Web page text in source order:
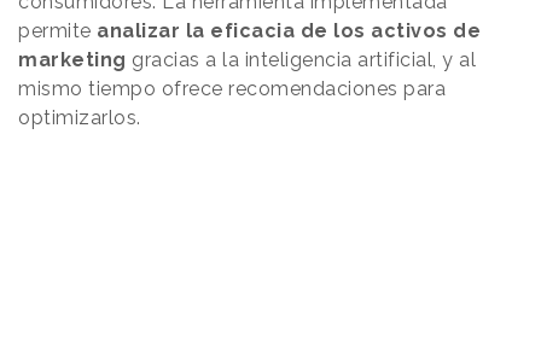
permite analizar la eficacia de los activos de
marketing gracias a la inteligencia artificial, y al
mismo tiempo ofrece recomendaciones para
optimizarlos.